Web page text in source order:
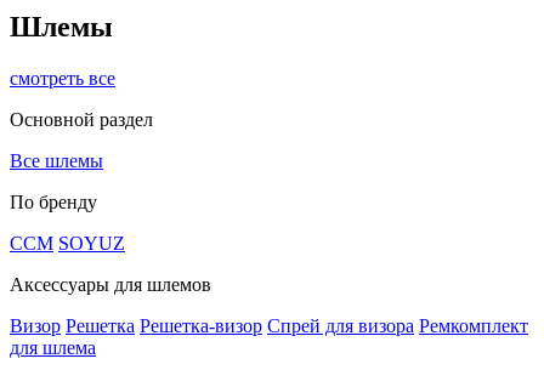
Шлемы
смотреть все
Основной раздел
Все шлемы
По бренду
CCM SOYUZ
Аксессуары для шлемов
Визор Решетка Решетка-визор Спрей для визора Ремкомплект
для шлема